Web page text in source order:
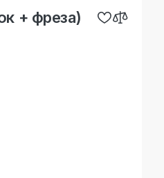
+ фреза)